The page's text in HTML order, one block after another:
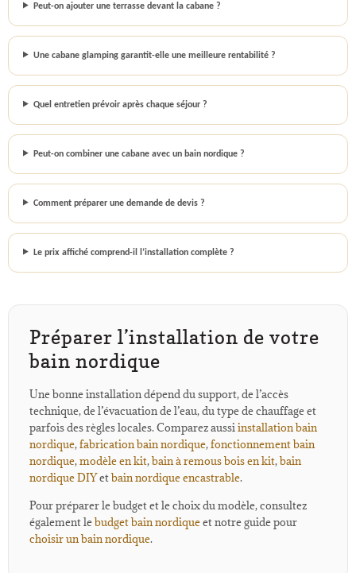
Peut-on ajouter une terrasse devant la cabane ?
Une cabane glamping garantit-elle une meilleure rentabilité ?
Quel entretien prévoir après chaque séjour ?
Peut-on combiner une cabane avec un bain nordique ?
Comment préparer une demande de devis ?
Le prix affiché comprend-il l’installation complète ?
Préparer l’installation de votre
bain nordique
Une bonne installation dépend du support, de l’accès
technique, de l’évacuation de l’eau, du type de chauffage et
parfois des règles locales. Comparez aussi installation bain
nordique, fabrication bain nordique, fonctionnement bain
nordique, modèle en kit, bain à remous bois en kit, bain
nordique DIYetbain nordique encastrable.
Pour préparer le budget et le choix du modèle, consultez
également lebudget bain nordiqueet notre guide pour
choisir un bain nordique.